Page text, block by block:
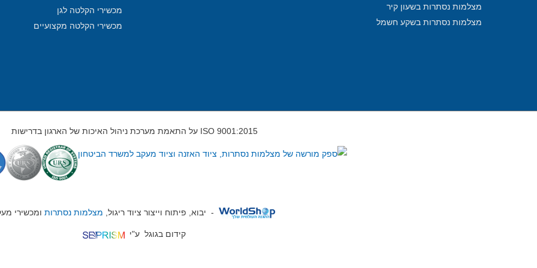
מצלמות נסתרות בשעון קיר
מצלמות נסתרות בשקע חשמל
מכשירי הקלטה לגן
מכשירי הקלטה מקצועיים
ISO 9001:2015 על התאמת מערכת ניהול האיכות של הארגון בדרישות
- יבוא, פיתוח וייצור ציוד ריגול, מצלמות נסתרות ומכשירי
קידום בגוגל ע"י